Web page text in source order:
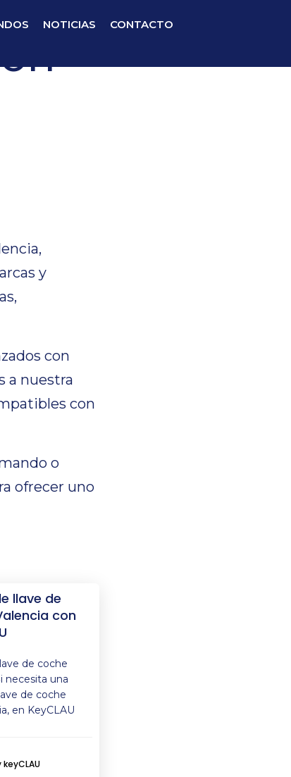
NOTICIAS CONTACTO
y
con
a nuestra
con
o
ofrecer uno
llave de
con
de coche
necesita una
de coche
en KeyCLAU
keyCLAU